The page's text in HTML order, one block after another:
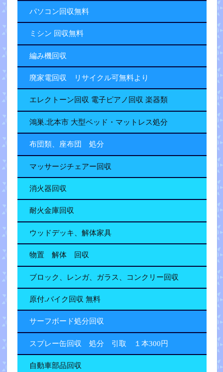
パソコン回収無料
ミシン 回収無料
編み機回収
廃家電回収 リサイクル可無料より
エレクトーン回収 電子ピアノ回収 楽器類
鴻巣.北本市 大型ベッド・マットレス処分
布団類、座布団 処分
マッサージチェアー回収
消火器回収
耐火金庫回収
ウッドデッキ、解体家具
物置 解体 回収
ブロック、レンガ、ガラス、コンクリー回収
原付.バイク回収 無料
サーフボード処分回収
スプレー缶回収 処分 引取 １本300円
自動車部品回収